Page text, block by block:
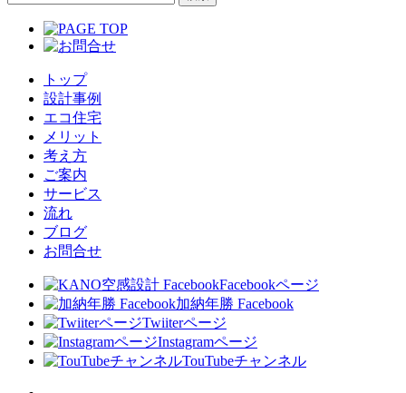
トップ
設計事例
エコ住宅
メリット
考え方
ご案内
サービス
流れ
ブログ
お問合せ
Facebookページ
加納年勝 Facebook
Twiiterページ
Instagramページ
TouTubeチャンネル